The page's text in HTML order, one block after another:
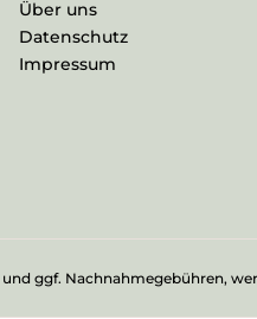
Über uns
Datenschutz
Impressum
und ggf. Nachnahmegebühren,